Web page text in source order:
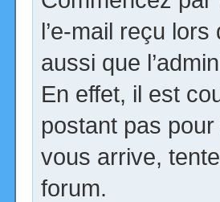
l’e-mail reçu
aussi que
En effet, il est
postant pas
vous arrive,
forum.